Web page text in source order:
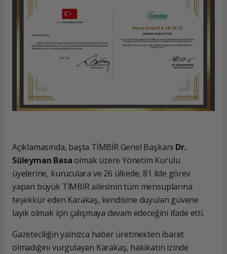
Açıklamasında, başta TİMBİR Genel Başkanı Dr.
Süleyman Basaolmak üzere Yönetim Kurulu
üyelerine, kuruculara ve 26 ülkede, 81 ilde görev
yapan büyük TİMBİR ailesinin tüm mensuplarına
teşekkür eden Karakaş, kendisine duyulan güvene
layık olmak için çalışmaya devam edeceğini ifade etti.
Gazeteciliğin yalnızca haber üretmekten ibaret
olmadığını vurgulayan Karakaş, hakikatin izinde